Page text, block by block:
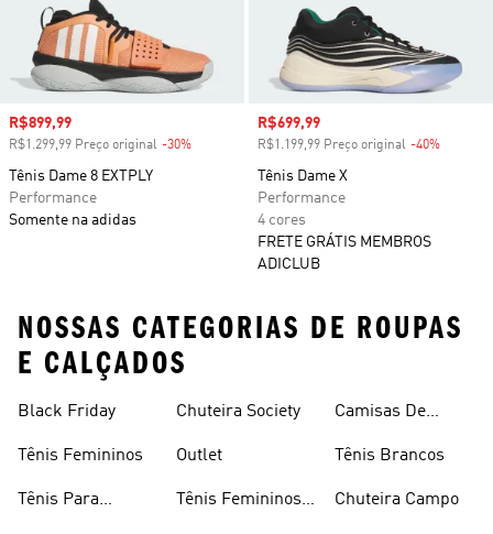
Preço com desconto
R$899,99
R$1.299,99 Preço original -30%
Tênis Dame 8 EXTPLY
Performance
Somente na adidas
Preço com desconto
R$699,99
R$1.199,99 Preço original -40%
Tênis Dame X
Performance
4 cores
FRETE GRÁTIS MEMBROS
ADICLUB
NOSSAS CATEGORIAS DE ROUPAS
E CALÇADOS
Black Friday
Tênis Femininos
Tênis Para
Chuteira Society
Outlet
Tênis Femininos
Camisas De
Tênis Brancos
Chuteira Campo